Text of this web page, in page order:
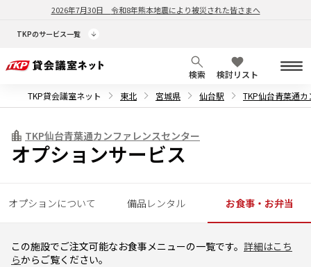
2026年7月30日 令和8年熊本地震により被災された皆さまへ
TKPのサービス一覧
検索
検討リスト
TKP貸会議室ネット
東北 宮城県 仙台駅 TKP仙台青葉通
TKP仙台青葉通カンファレンスセンター
オプションサービス
オプションについて 備品レンタル お食事・お弁当
この施設でご注文可能なお食事メニューの一覧です。 詳細はこち
らからご覧ください。